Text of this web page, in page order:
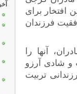
افتخار برای
فرزندان
آنها را
و شادی آرزو
تربیت